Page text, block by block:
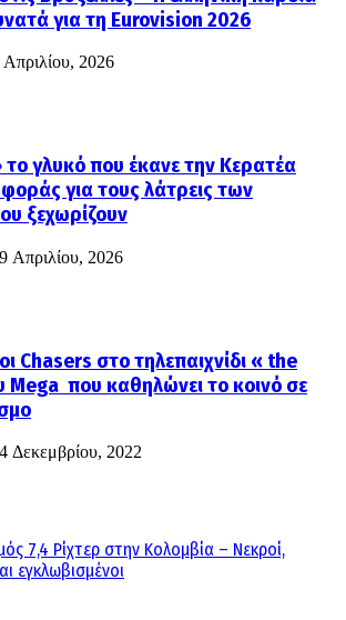
για τη Eurovision 2026
Απριλίου, 2026
το γλυκό που έκανε την Κερατέα
για τους λάτρεις των
ξεχωρίζουν
Απριλίου, 2026
οι Chasers στο τηλεπαιχνίδι « the
Mega που καθηλώνει το κοινό σε
Δεκεμβρίου, 2022
7,4 Ρίχτερ στην Κολομβία – Νεκροί,
εγκλωβισμένοι